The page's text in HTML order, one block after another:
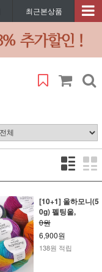
최근본상품
[10+1] 울하모니(5
0g) 펠팅울,
0원
6,900원
138원 적립